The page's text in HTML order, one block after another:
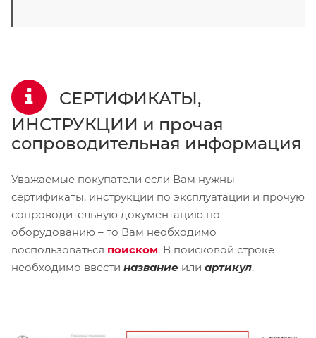
СЕРТИФИКАТЫ,
ИНСТРУКЦИИ и прочая
сопроводительная информация
Уважаемые покупатели если Вам нужны
сертификаты, инструкции по эксплуатации и прочую
сопроводительную документацию по
оборудованию – то Вам необходимо
воспользоваться поиском. В поисковой строке
необходимо ввести название или артикул.